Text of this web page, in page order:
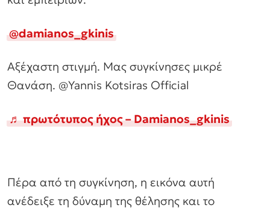
@damianos_gkinis
Αξέχαστη στιγμή. Μας συγκίνησες μικρέ
Θανάση. @Yannis Kotsiras Official
♬ πρωτότυπος ήχος – Damianos_gkinis
Πέρα από τη συγκίνηση, η εικόνα αυτή
ανέδειξε τη δύναμη της θέλησης και το